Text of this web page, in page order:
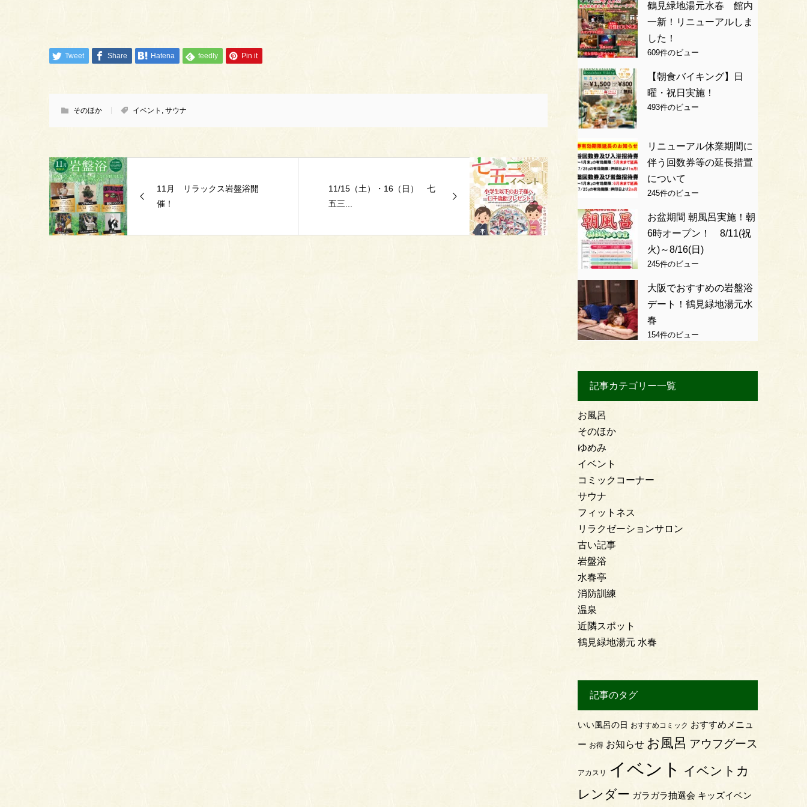
Tweet Share Hatena feedly Pin it
そのほか イベント サウナ
11月 リラックス岩盤浴開
催！
11/15（土）・16（日） 七
五三...
鶴見緑地湯元水春 館内
一新！リニューアルしま
した！
609件のビュー
【朝食バイキング】日
曜・祝日実施！
493件のビュー
リニューアル休業期間に
伴う回数券等の延長措置
について
245件のビュー
お盆期間 朝風呂実施！朝
6時オープン！ 8/11(祝
火)～8/16(日)
245件のビュー
大阪でおすすめの岩盤浴
デート！鶴見緑地湯元水
春
154件のビュー
記事カテゴリー一覧
お風呂
そのほか
ゆめみ
イベント
コミックコーナー
サウナ
フィットネス
リラクゼーションサロン
古い記事
岩盤浴
水春亭
消防訓練
温泉
近隣スポット
鶴見緑地湯元 水春
記事のタグ
いい風呂の日 おすすめコミック おすすめメニュ
ー お得 お知らせ お風呂 アウフグース
アカスリ イベント
イベントカ
レンダー ガラガラ抽選会 キッズイベン